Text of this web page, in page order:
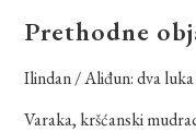
Prethodne
Ilindan / Aliđun: dva
Varaka, kršćanski